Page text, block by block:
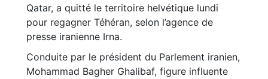
Qatar, a quitté le territoire helvétique lundi
pour regagner Téhéran, selon l’agence de
presse iranienne Irna.
Conduite par le président du Parlement iranien,
Mohammad Bagher Ghalibaf, figure influente